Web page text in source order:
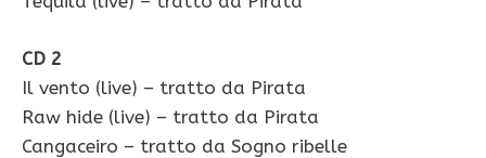
CD 2
Il vento (live) – tratto da Pirata
Raw hide (live) – tratto da Pirata
Cangaceiro – tratto da Sogno ribelle